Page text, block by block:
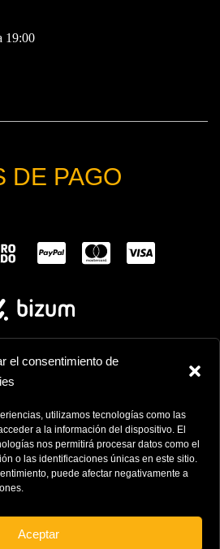
el consentimiento de
utilizamos tecnologías como las
a la información del dispositivo. El
nos permitirá procesar datos como el
o las identificaciones únicas en este sitio.
puede afectar negativamente a
Aceptar
19:00
DE PAGO
Todos los derechos reservados
Inicianet